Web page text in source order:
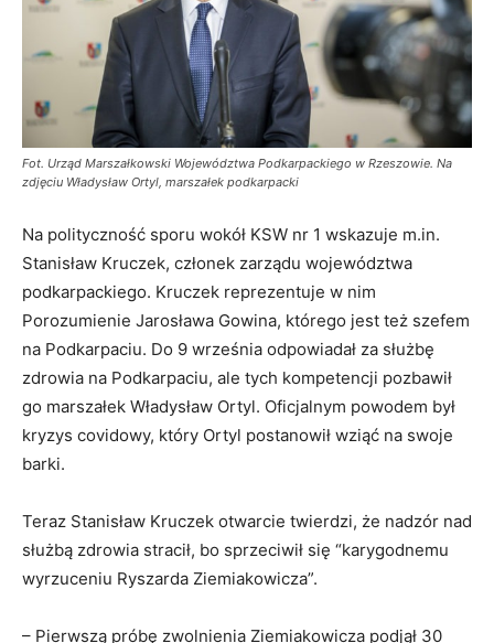
Fot. Urząd Marszałkowski Województwa Podkarpackiego w Rzeszowie. Na
zdjęciu Władysław Ortyl, marszałek podkarpacki
Na polityczność sporu wokół KSW nr 1 wskazuje m.in.
Stanisław Kruczek, członek zarządu województwa
podkarpackiego. Kruczek reprezentuje w nim
Porozumienie Jarosława Gowina, którego jest też szefem
na Podkarpaciu. Do 9 września odpowiadał za służbę
zdrowia na Podkarpaciu, ale tych kompetencji pozbawił
go marszałek Władysław Ortyl. Oficjalnym powodem był
kryzys covidowy, który Ortyl postanowił wziąć na swoje
barki.
Teraz Stanisław Kruczek otwarcie twierdzi, że nadzór nad
służbą zdrowia stracił, bo sprzeciwił się “karygodnemu
wyrzuceniu Ryszarda Ziemiakowicza”.
– Pierwszą próbę zwolnienia Ziemiakowicza podjął 30